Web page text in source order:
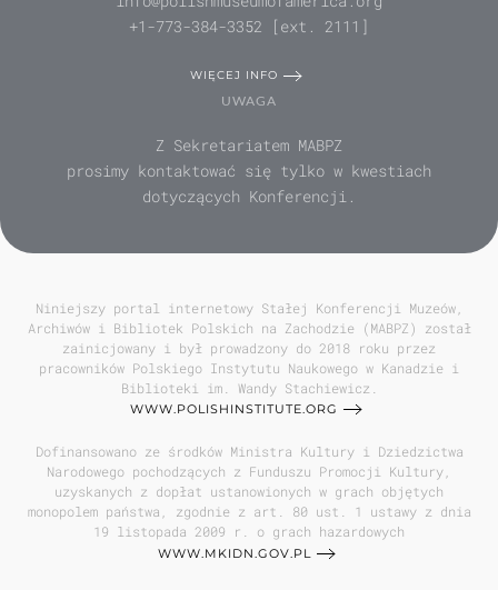
+1-773-384-3352 [ext. 2111]
WIĘCEJ INFO
UWAGA
Z Sekretariatem MABPZ
prosimy kontaktować się tylko w kwestiach
dotyczących Konferencji.
Niniejszy portal internetowy Stałej Konferencji Muzeów,
Archiwów i Bibliotek Polskich na Zachodzie (MABPZ) został
zainicjowany i był prowadzony do 2018 roku przez
pracowników Polskiego Instytutu Naukowego w Kanadzie i
Biblioteki im. Wandy Stachiewicz.
WWW.POLISHINSTITUTE.ORG
Dofinansowano ze środków Ministra Kultury i Dziedzictwa
Narodowego pochodzących z Funduszu Promocji Kultury,
uzyskanych z dopłat ustanowionych w grach objętych
monopolem państwa, zgodnie z art. 80 ust. 1 ustawy z dnia
19 listopada 2009 r. o grach hazardowych
WWW.MKIDN.GOV.PL